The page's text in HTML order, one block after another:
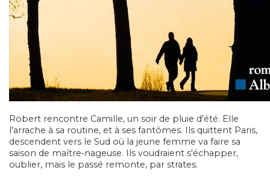
Robert rencontre Camille, un soir de pluie d'été. Elle
l'arrache à sa routine, et à ses fantômes. Ils quittent Paris,
descendent vers le Sud où la jeune femme va faire sa
saison de maître-nageuse. Ils voudraient s'échapper,
oublier, mais le passé remonte, par strates.